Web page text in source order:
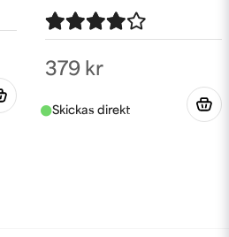
379 kr